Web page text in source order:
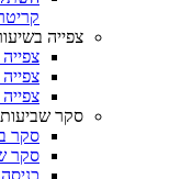
צפייה
סקר
סקר
סקר